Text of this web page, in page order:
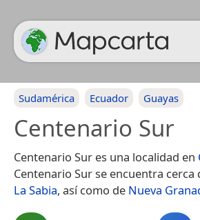
Sudamérica Ecuador Guayas
Centenario Sur
Centenario Sur es una localidad en
Centenario Sur se encuentra cerca
La Sabia, así como de Nueva